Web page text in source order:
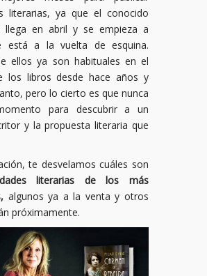
literarias, ya que el conocido
llega en abril y se empieza a
está a la vuelta de esquina.
ellos ya son habituales en el
los libros desde hace años y
pero lo cierto es que nunca
para descubrir a un
y la propuesta literaria que
te desvelamos cuáles son
literarias de los más
algunos ya a la venta y otros
próximamente.